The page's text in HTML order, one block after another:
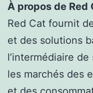
À propos de Red
Red Cat fournit
et des solutions
l’intermédiaire
les marchés des